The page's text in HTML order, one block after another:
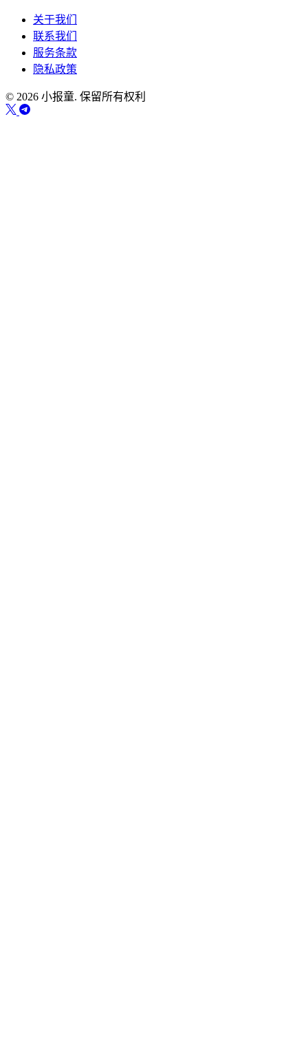
关于我们
联系我们
服务条款
隐私政策
© 2026 小报童. 保留所有权利